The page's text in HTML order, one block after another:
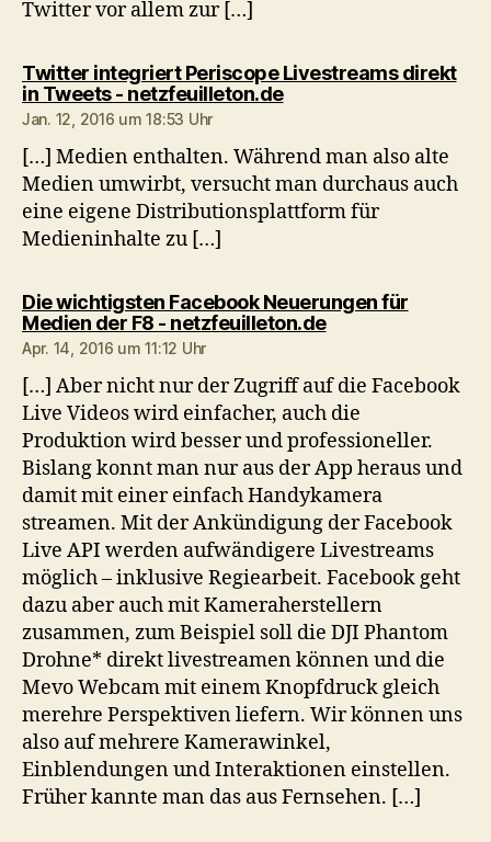
Twitter vor allem zur […]
Twitter integriert Periscope Livestreams direkt
in Tweets - netzfeuilleton.desagt:
Jan. 12, 2016 um 18:53 Uhr
[…] Medien enthalten. Während man also alte
Medien umwirbt, versucht man durchaus auch
eine eigene Distributionsplattform für
Medieninhalte zu […]
Die wichtigsten Facebook Neuerungen für
Medien der F8 - netzfeuilleton.desagt:
Apr. 14, 2016 um 11:12 Uhr
[…] Aber nicht nur der Zugriff auf die Facebook
Live Videos wird einfacher, auch die
Produktion wird besser und professioneller.
Bislang konnt man nur aus der App heraus und
damit mit einer einfach Handykamera
streamen. Mit der Ankündigung der Facebook
Live API werden aufwändigere Livestreams
möglich – inklusive Regiearbeit. Facebook geht
dazu aber auch mit Kameraherstellern
zusammen, zum Beispiel soll die DJI Phantom
Drohne* direkt livestreamen können und die
Mevo Webcam mit einem Knopfdruck gleich
merehre Perspektiven liefern. Wir können uns
also auf mehrere Kamerawinkel,
Einblendungen und Interaktionen einstellen.
Früher kannte man das aus Fernsehen. […]